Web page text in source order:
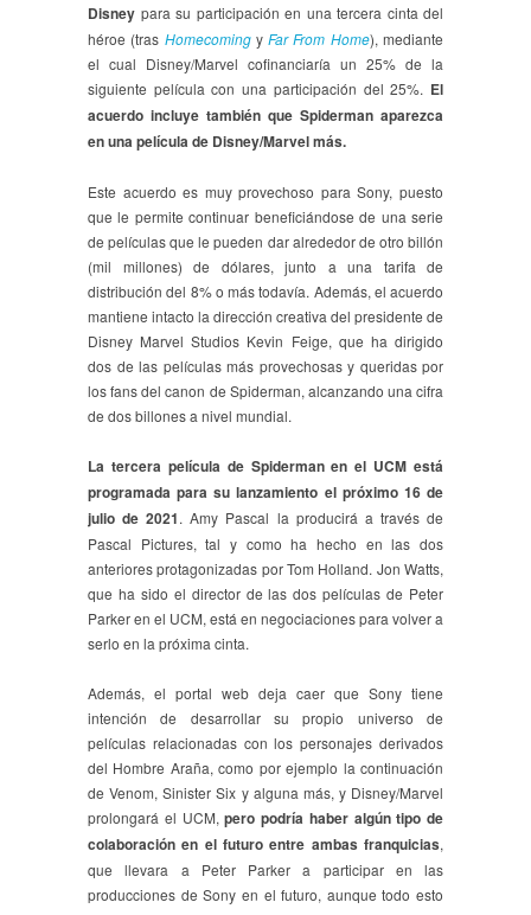
Disney para su participación en una tercera cinta del
héroe (tras HomecomingyFar From Home), mediante
el cual Disney/Marvel cofinanciaría un 25% de la
siguiente película con una participación del 25%. El
acuerdo incluye también que Spiderman aparezca
en una película de Disney/Marvel más.
Este acuerdo es muy provechoso para Sony, puesto
que le permite continuar beneficiándose de una serie
de películas que le pueden dar alrededor de otro billón
(mil millones) de dólares, junto a una tarifa de
distribución del 8% o más todavía. Además, el acuerdo
mantiene intacto la dirección creativa del presidente de
Disney Marvel Studios Kevin Feige, que ha dirigido
dos de las películas más provechosas y queridas por
los fans del canon de Spiderman, alcanzando una cifra
de dos billones a nivel mundial.
La tercera película de Spiderman en el UCM está
programada para su lanzamiento el próximo 16 de
julio de 2021. Amy Pascal la producirá a través de
Pascal Pictures, tal y como ha hecho en las dos
anteriores protagonizadas por Tom Holland. Jon Watts,
que ha sido el director de las dos películas de Peter
Parker en el UCM, está en negociaciones para volver a
serlo en la próxima cinta.
Además, el portal web deja caer que Sony tiene
intención de desarrollar su propio universo de
películas relacionadas con los personajes derivados
del Hombre Araña, como por ejemplo la continuación
de Venom, Sinister Six y alguna más, y Disney/Marvel
prolongará el UCM,pero podría haber algún tipo de
colaboración en el futuro entre ambas franquicias,
que llevara a Peter Parker a participar en las
producciones de Sony en el futuro, aunque todo esto